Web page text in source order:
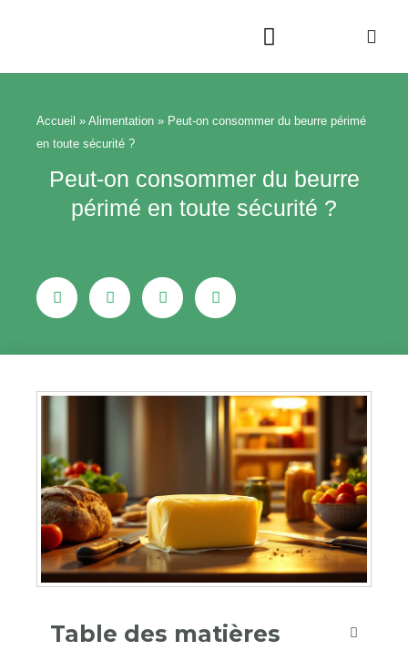
Accueil » Alimentation » Peut-on consommer du beurre périmé
en toute sécurité ?
Peut-on consommer du beurre
périmé en toute sécurité ?
Table des matières